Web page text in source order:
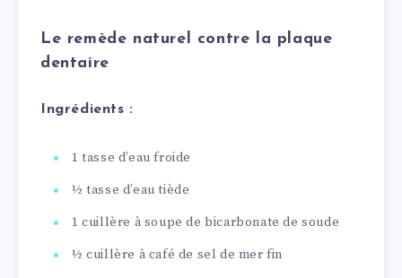
Le remède naturel contre la plaque
dentaire
Ingrédients :
1 tasse d’eau froide
½ tasse d’eau tiède
1 cuillère à soupe de bicarbonate de soude
½ cuillère à café de sel de mer fin